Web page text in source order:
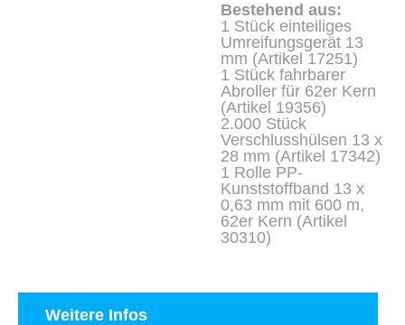
Bestehend aus:
1 Stück einteiliges
Umreifungsgerät 13
mm (Artikel 17251)
1 Stück fahrbarer
Abroller für 62er Kern
(Artikel 19356)
2.000 Stück
Verschlusshülsen 13 x
28 mm (Artikel 17342)
1 Rolle PP-
Kunststoffband 13 x
0,63 mm mit 600 m,
62er Kern (Artikel
30310)
Weitere Infos